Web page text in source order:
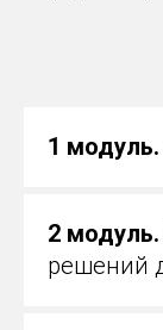
1 модуль.
2 модуль.
решений